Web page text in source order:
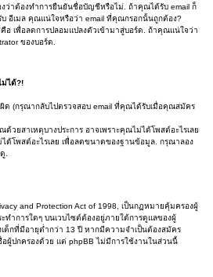
ว่าต้องทำการยืนยันชื่อบัญชีหรือไม่. ถ้าคุณได้รับ email ก็
อีเมล คุณแน่ใจหรือว่า email ที่คุณกรอกนั้นถูกต้อง?
เพื่อลดการปลอมแปลงตัวเข้ามาสู่บอร์ด. ถ้าคุณแน่ใจว่า
ของบอร์ด.
ม่ได้?!
(กรุณากลับไปตรวจสอบ email ที่คุณได้รับเมื่อคุณสมัคร
ยสาเหตุบางประการ อาจเพราะคุณไม่ได้โพสต์อะไรเลย
ด้โพสต์อะไรเลย เพื่อลดขนาดของฐานข้อมูล. กรุณาลอง
.
and Protection Act of 1998, เป็นกฏหมายคุ้มครองผู้
ทำการใดๆ บนเวบไซต์ต้องอยู่ภายใต้การดูแลของผู้
ด็กที่มีอายุต่ำกว่า 13 ปี หากมีความจำเป็นต้องสมัคร
ผู้ปกครองด้วย แต่ phpBB ไม่มีการใช้งานในส่วนนี้